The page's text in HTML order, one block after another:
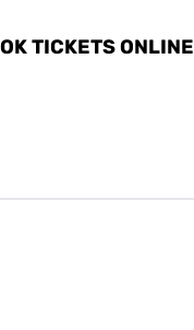
TICKETS ONLINE